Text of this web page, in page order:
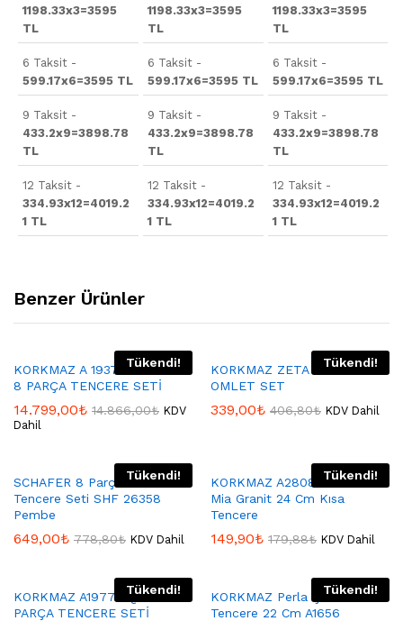
1198.33x3=3595
TL
6 Taksit -
599.17x6=3595 TL
9 Taksit -
433.2x9=3898.78
TL
12 Taksit -
334.93x12=4019.2
1 TL
1198.33x3=3595
TL
6 Taksit -
599.17x6=3595 TL
9 Taksit -
433.2x9=3898.78
TL
12 Taksit -
334.93x12=4019.2
1 TL
1198.33x3=3595
TL
6 Taksit -
599.17x6=3595 TL
9 Taksit -
433.2x9=3898.78
TL
12 Taksit -
334.93x12=4019.2
1 TL
Benzer Ürünler
Tükendi!
KORKMAZ A 1937 ROSA VİTA
8 PARÇA TENCERE SETİ
14.799,00₺ 14.866,00₺ KDV
Dahil
Tükendi!
KORKMAZ ZETA A1256
OMLET SET
339,00₺ 406,80₺ KDV Dahil
Tükendi!
SCHAFER 8 Parça Filter Chef
Tencere Seti SHF 26358
Pembe
649,00₺ 778,80₺ KDV Dahil
Tükendi!
KORKMAZ A2808 Korkmaz
Mia Granit 24 Cm Kısa
Tencere
149,90₺ 179,88₺ KDV Dahil
Tükendi!
KORKMAZ A1977 AQUA 7
PARÇA TENCERE SETİ
Tükendi!
KORKMAZ Perla Çelik
Tencere 22 Cm A1656